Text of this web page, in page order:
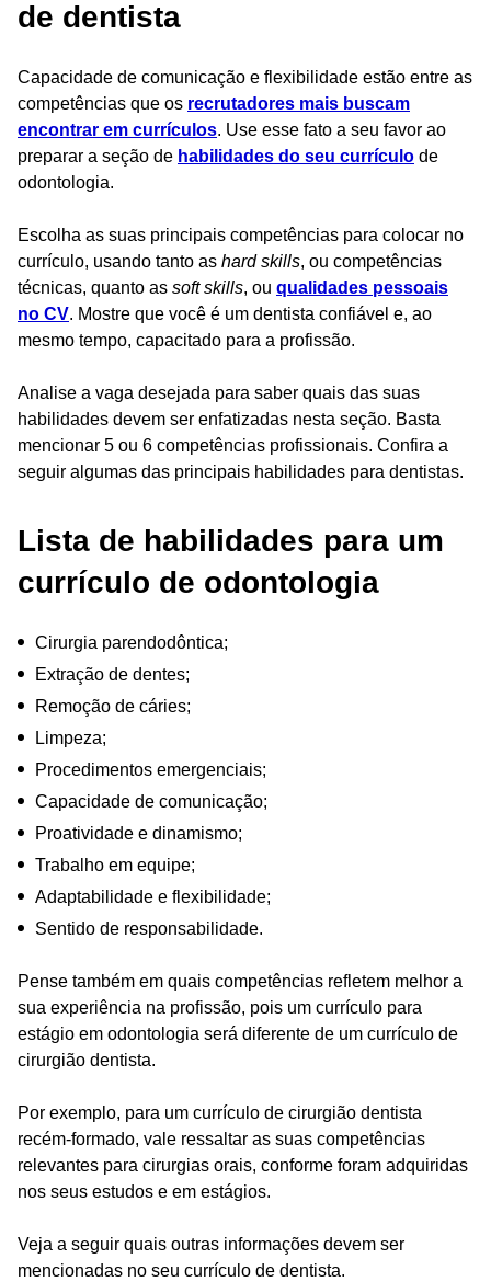
de dentista
Capacidade de comunicação e flexibilidade estão entre as
competências que os recrutadores mais buscam
encontrar em currículos. Use esse fato a seu favor ao
preparar a seção de habilidades do seu currículo de
odontologia.
Escolha as suas principais competências para colocar no
currículo, usando tanto as hard skills, ou competências
técnicas, quanto as soft skills, ou qualidades pessoais
no CV. Mostre que você é um dentista confiável e, ao
mesmo tempo, capacitado para a profissão.
Analise a vaga desejada para saber quais das suas
habilidades devem ser enfatizadas nesta seção. Basta
mencionar 5 ou 6 competências profissionais. Confira a
seguir algumas das principais habilidades para dentistas.
Lista de habilidades para um
currículo de odontologia
Cirurgia parendodôntica;
Extração de dentes;
Remoção de cáries;
Limpeza;
Procedimentos emergenciais;
Capacidade de comunicação;
Proatividade e dinamismo;
Trabalho em equipe;
Adaptabilidade e flexibilidade;
Sentido de responsabilidade.
Pense também em quais competências refletem melhor a
sua experiência na profissão, pois um currículo para
estágio em odontologia será diferente de um currículo de
cirurgião dentista.
Por exemplo, para um currículo de cirurgião dentista
recém-formado, vale ressaltar as suas competências
relevantes para cirurgias orais, conforme foram adquiridas
nos seus estudos e em estágios.
Veja a seguir quais outras informações devem ser
mencionadas no seu currículo de dentista.